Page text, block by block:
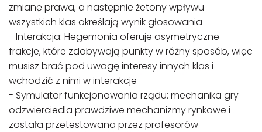
zmianę prawa, a następnie żetony wpływu
wszystkich klas określają wynik głosowania
- Interakcja: Hegemonia oferuje asymetryczne
frakcje, które zdobywają punkty w różny sposób, więc
musisz brać pod uwagę interesy innych klas i
wchodzić z nimi w interakcje
- Symulator funkcjonowania rządu: mechanika gry
odzwierciedla prawdziwe mechanizmy rynkowe i
została przetestowana przez profesorów